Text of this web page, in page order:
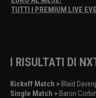
TUTTI I PREMIUM LIVE
I RISULTATI DI
Kickoff Match >Blaid
Single Match >Baron